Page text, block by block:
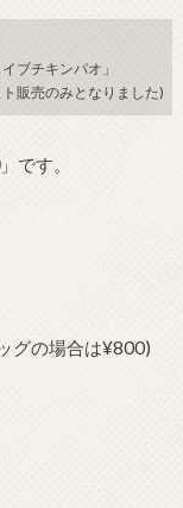
ブチキンパオ」
販売のみとなりました)
」です。
グの場合は¥800)